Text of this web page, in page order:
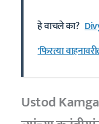
हे वाचले का?
'फिरत्या
Ustod